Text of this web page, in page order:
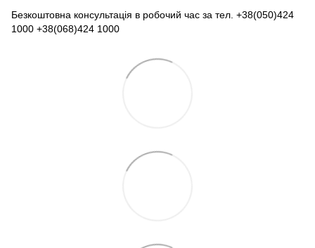
Безкоштовна консультація в робочий час за тел. +38(050)424
1000 +38(068)424 1000